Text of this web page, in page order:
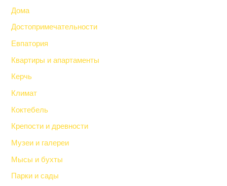
Дома
Достопримечательности
Евпатория
Квартиры и апартаменты
Керчь
Климат
Коктебель
Крепости и древности
Музеи и галереи
Мысы и бухты
Парки и сады